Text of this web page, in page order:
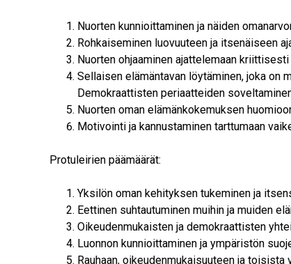
Nuorten kunnioittaminen ja näiden
Rohkaiseminen luovuuteen ja itsenäiseen
Nuorten ohjaaminen ajattelemaan
Sellaisen elämäntavan löytäminen, joka on
Demokraattisten periaatteiden
Nuorten oman elämänkokemuksen
Motivointi ja kannustaminen tarttumaan
Protuleirien päämäärät:
Yksilön oman kehityksen tukeminen ja
Eettinen suhtautuminen muihin ja muiden
Oikeudenmukaisten ja demokraattisten
Luonnon kunnioittaminen ja ympäristön
Rauhaan, oikeudenmukaisuuteen ja